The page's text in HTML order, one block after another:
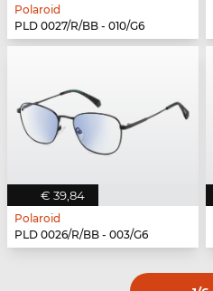
Polaroid
PLD 0027/R/BB - 010/G6
€ 39,84
Polaroid
PLD 0026/R/BB - 003/G6